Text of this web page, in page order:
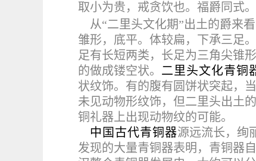
取小为贵，戒贪饮也。福爵同式
从“二里头文化期”出土的爵来
雏形，底平。体较扁，下承三足
足有长短两类，长足为三角尖锥
的做成镂空状。 二里头文化青铜
状纹饰。有的腹有圆饼状突起，
未见动物形纹饰，但二里头出土的
铜礼器上出现动物纹的可能。
中国古代青铜器源远流长，绚
发现的大量青铜器表明，青铜器